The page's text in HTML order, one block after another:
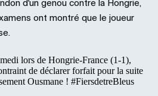
d'un genou contre la Hongrie,
ont montré que le joueur
lors de Hongrie-France (1-1),
de déclarer forfait pour la suite
Ousmane ! #FiersdetreBleus